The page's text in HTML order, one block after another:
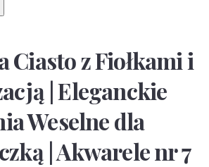
Ciasto z Fiołkami i
| Eleganckie
Weselne dla
| Akwarele nr 7